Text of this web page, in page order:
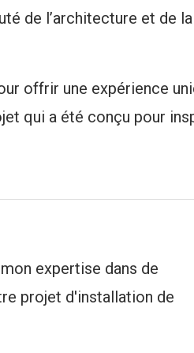
de l’architecture et de la
offrir une expérience
qui a été conçu pour
expertise dans de
projet d'installation de